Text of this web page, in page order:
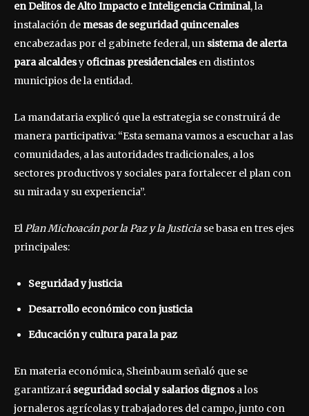
en Delitos de Alto Impacto e Inteligencia Criminal, la
instalación de mesas de seguridad quincenales
encabezadas por el gabinete federal, un sistema de alerta
para alcaldesy oficinas presidencialesen distintos
municipios de la entidad.
La mandataria explicó que la estrategia se construirá de
manera participativa: “Esta semana vamos a escuchar a las
comunidades, a las autoridades tradicionales, a los
sectores productivos y sociales para fortalecer el plan con
su mirada y su experiencia”.
ElPlan Michoacán por la Paz y la Justicia se basa en tres ejes
principales:
Seguridad y justicia
Desarrollo económico con justicia
Educación y cultura para la paz
En materia económica, Sheinbaum señaló que se
garantizará seguridad social y salarios dignosa los
jornaleros agrícolas y trabajadores del campo, junto con